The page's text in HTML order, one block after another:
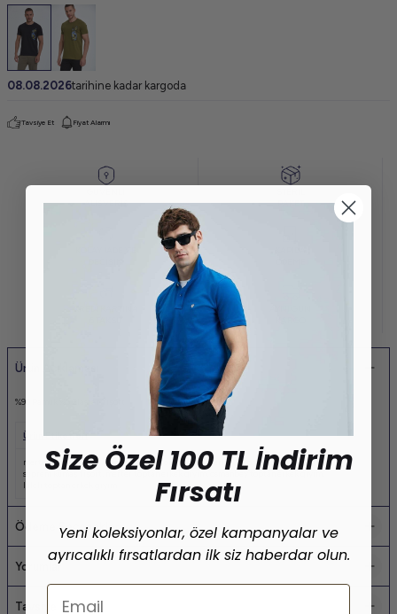
08.08.2026tarihine kadar kargoda
Tavsiye Et Fiyat Alarmı
ALIŞVERİŞ
PAKET
Ürün Açıklaması
%95 Pamuk %
Ürün Etiketleri
merter toptan tişört yazlık erkek tişört ,pamuklu erkek tişört ,toptan erkek tişört,
süprem kumaş tişört
laleli toptan erkek giyim
Ödeme Seçenekleri
Yorumlar
Tavsiye Et
Size Özel 100 TL İndirim
Fırsatı
Yeni koleksiyonlar, özel kampanyalar ve
ayrıcalıklı fırsatlardan ilk siz haberdar olun.
Email